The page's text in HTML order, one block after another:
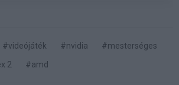
#videójáték #nvidia
#mesterséges
2 #amd